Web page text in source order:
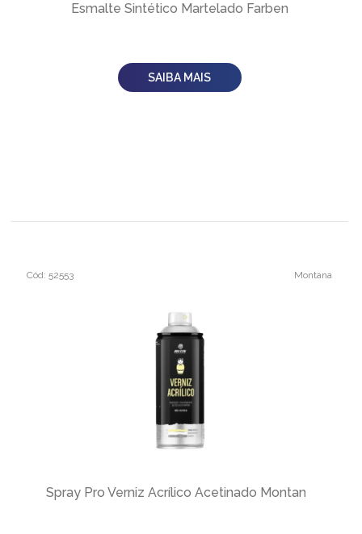
Esmalte Sintético Martelado Farben
SAIBA MAIS
Cód: 52553 Montana
Spray Pro Verniz Acrílico Acetinado Montana